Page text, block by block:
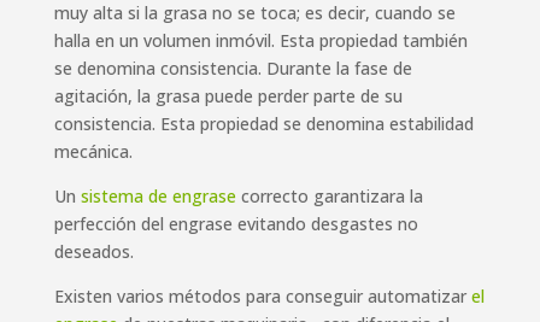
muy alta si la grasa no se toca; es decir, cuando se
halla en un volumen inmóvil. Esta propiedad también
se denomina consistencia. Durante la fase de
agitación, la grasa puede perder parte de su
consistencia. Esta propiedad se denomina estabilidad
mecánica.
Un sistema de engrasecorrecto garantizara la
perfección del engrase evitando desgastes no
deseados.
Existen varios métodos para conseguir automatizarel